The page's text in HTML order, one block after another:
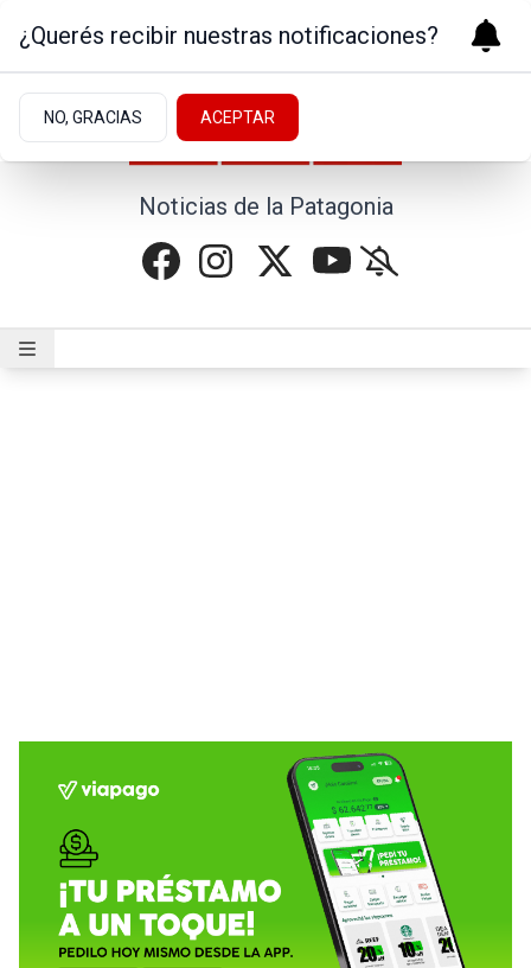
Noticias de la Patagonia
¿Querés recibir nuestras notificaciones?
NO, GRACIAS ACEPTAR